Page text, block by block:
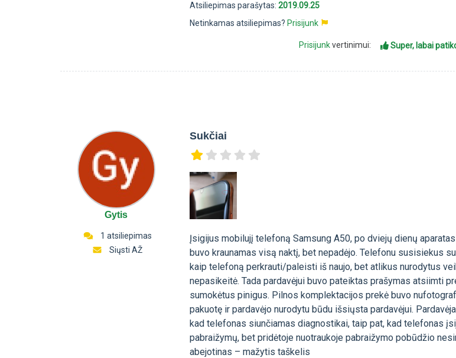
Atsiliepimas parašytas:2019.09.25
Netinkamas atsiliepimas? Prisijunk
Prisijunkvertinimui: Super, labai
Gytis
1 atsiliepimas
Siųsti AŽ
Sukčiai
Įsigijus mobilujį telefoną Samsung A50, po dviejų dienų
buvo kraunamas visą naktį, bet nepadėjo. Telefonu susisiekus
kaip telefoną perkrauti/paleisti iš naujo, bet atlikus nurodytus
nepasikeitė. Tada pardavėjui buvo pateiktas prašymas atsiimti
sumokėtus pinigus. Pilnos komplektacijos prekė buvo
pakuotę ir pardavėjo nurodytu būdu išsiųsta pardavėjui.
kad telefonas siunčiamas diagnostikai, taip pat, kad telefonas
pabraižymų, bet pridėtoje nuotraukoje pabraižymo pobūdžio
abejotinas – mažytis taškelis